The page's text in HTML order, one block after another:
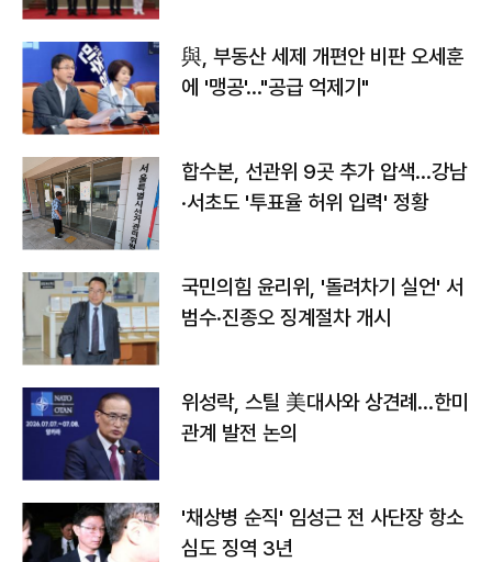
與, 부동산 세제 개편안 비판 오세훈
에 '맹공'…"공급 억제기"
합수본, 선관위 9곳 추가 압색…강남
·서초도 '투표율 허위 입력' 정황
국민의힘 윤리위, '돌려차기 실언' 서
범수·진종오 징계절차 개시
위성락, 스틸 美대사와 상견례…한미
관계 발전 논의
'채상병 순직' 임성근 전 사단장 항소
심도 징역 3년